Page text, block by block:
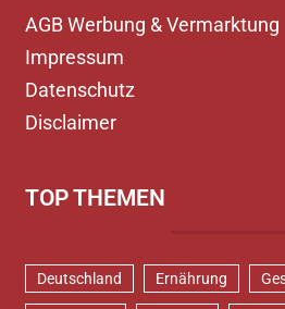
AGB Werbung & Vermarktung
Impressum
Datenschutz
Disclaimer
TOP THEMEN
Deutschland Ernährung